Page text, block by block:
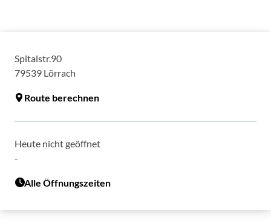
Spitalstr.90
79539 Lörrach
Route berechnen
Heute nicht geöffnet
-
Alle Öffnungszeiten